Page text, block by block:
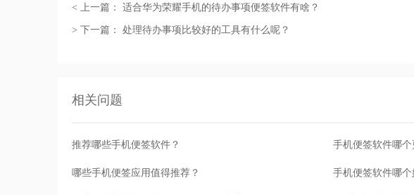
< 上一篇： 适合华为荣耀手机的待办事项便签软件有啥？
> 下一篇： 处理待办事项比较好的工具有什么呢？
相关问题
推荐哪些手机便签软件？ 手机便签软件哪个
哪些手机便签应用值得推荐？ 手机便签软件哪个